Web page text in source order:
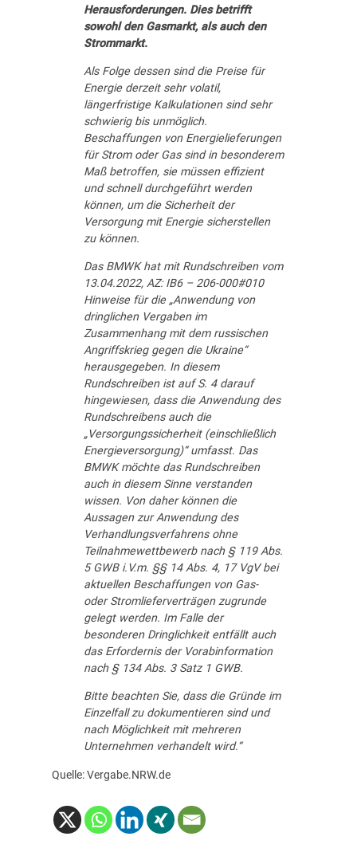
Herausforderungen. Dies betrifft
sowohl den Gasmarkt, als auch den
Strommarkt.
Als Folge dessen sind die Preise für
Energie derzeit sehr volatil,
längerfristige Kalkulationen sind sehr
schwierig bis unmöglich.
Beschaffungen von Energielieferungen
für Strom oder Gas sind in besonderem
Maß betroffen, sie müssen effizient
und schnell durchgeführt werden
können, um die Sicherheit der
Versorgung mit Energie sicherstellen
zu können.
Das BMWK hat mit Rundschreiben vom
13.04.2022, AZ: IB6 – 206-000#010
Hinweise für die „Anwendung von
dringlichen Vergaben im
Zusammenhang mit dem russischen
Angriffskrieg gegen die Ukraine“
herausgegeben. In diesem
Rundschreiben ist auf S. 4 darauf
hingewiesen, dass die Anwendung des
Rundschreibens auch die
„Versorgungssicherheit (einschließlich
Energieversorgung)“ umfasst. Das
BMWK möchte das Rundschreiben
auch in diesem Sinne verstanden
wissen. Von daher können die
Aussagen zur Anwendung des
Verhandlungsverfahrens ohne
Teilnahmewettbewerb nach § 119 Abs.
5 GWB i.V.m. §§ 14 Abs. 4, 17 VgV bei
aktuellen Beschaffungen von Gas-
oder Stromlieferverträgen zugrunde
gelegt werden. Im Falle der
besonderen Dringlichkeit entfällt auch
das Erfordernis der Vorabinformation
nach § 134 Abs. 3 Satz 1 GWB.
Bitte beachten Sie, dass die Gründe im
Einzelfall zu dokumentieren sind und
nach Möglichkeit mit mehreren
Unternehmen verhandelt wird.“
Quelle: Vergabe.NRW.de